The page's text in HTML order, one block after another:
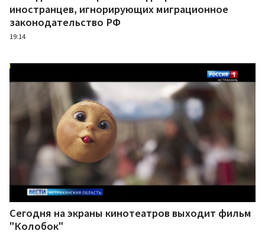
иностранцев, игнорирующих миграционное
законодательство РФ
19:14
Сегодня на экраны кинотеатров выходит фильм
"Колобок"